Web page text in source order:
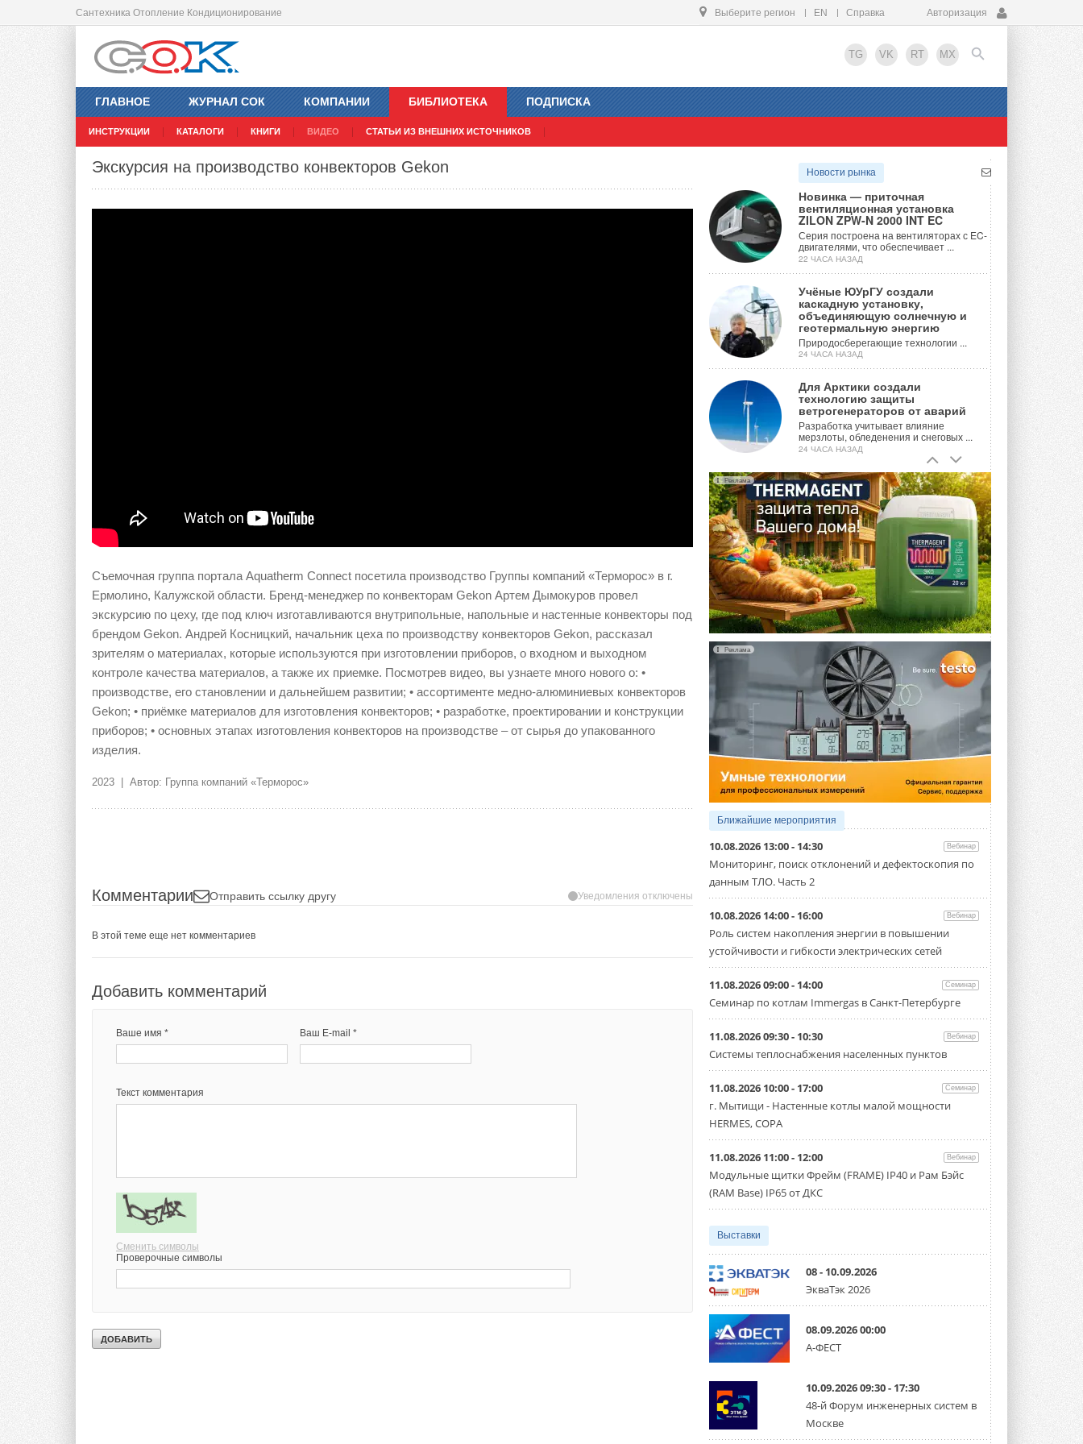
Сантехника Отопление Кондиционирование Выберите регион EN Справка Авторизация
TG VK RT MX
ГЛАВНОЕ ЖУРНАЛ СОК КОМПАНИИ БИБЛИОТЕКА
ИНСТРУКЦИИ КАТАЛОГИ КНИГИ ВИДЕО СТАТЬИ ИЗ ВНЕШНИХ ИСТОЧНИКОВ
ПОДПИСКА
EN
Экскурсия на производство конвекторов Gekon
Съемочная группа портала Aquatherm Connect посетила производство Группы компаний «Терморос» в г.
Ермолино, Калужской области. Бренд-менеджер по конвекторам Gekon Артем Дымокуров провел
экскурсию по цеху, где под ключ изготавливаются внутрипольные, напольные и настенные конвекторы под
брендом Gekon. Андрей Косницкий, начальник цеха по производству конвекторов Gekon, рассказал
зрителям о материалах, которые используются при изготовлении приборов, о входном и выходном
контроле качества материалов, а также их приемке. Посмотрев видео, вы узнаете много нового о: •
производстве, его становлении и дальнейшем развитии; • ассортименте медно-алюминиевых конвекторов
Gekon; • приёмке материалов для изготовления конвекторов; • разработке, проектировании и конструкции
приборов; • основных этапах изготовления конвекторов на производстве – от сырья до упакованного
изделия.
2023 | Автор: Группа компаний «Терморос»
Комментарии Отправить ссылку другу Уведомления отключены
В этой теме еще нет комментариев
Добавить комментарий
Ваше имя * Ваш E-mail *
Текст комментария
Сменить символы
Проверочные символы
Новости рынка
Новинка — приточная
вентиляционная установка
ZILON ZPW-N 2000 INT EC
Серия построена на вентиляторах с EC-
двигателями, что обеспечивает ...
22 ЧАСА НАЗАД
Учёные ЮУрГУ создали
каскадную установку,
объединяющую солнечную и
геотермальную энергию
Природосберегающие технологии ...
24 ЧАСА НАЗАД
Для Арктики создали
технологию защиты
ветрогенераторов от аварий
Разработка учитывает влияние
мерзлоты, обледенения и снеговых ...
24 ЧАСА НАЗАД
Гибридный тепловой насос PV/T
с одним общим испарителем
Исследователи предложили
конструкцию двухисточникового ...
ВЧЕРА
21-й ежегодный форум
«ЦОД-2026»
Мероприятие пройдет 2-3 сентября в
отеле Radisson Slavyanskaya. Форум
посетит более двух тысяч участников ...
ВЧЕРА
Китайская Shenling представила
линейку тепловых насосов
«воздух-вода» на R290
Серия ThermaX R290 All-In-One
включает три модели ...
4 АВГУСТА 2026
Тепловые насосы в связке с
солнечной генерацией и
накопителем снижают
потребление на 60%
Исследователи из Италии установили ...
4 АВГУСТА 2026
«РУСКЛИМАТ Fest 2026» в Уфе
собрал свыше 700 профи
климатической отрасли
Организатором выступил торгово-
производственный холдинг ...
«Датарк» испытал модульный
ЦОД с плотностью 54 кВт на
стойку
Испытания прошли на собственной
производственной площадке и были ...
3 АВГУСТА 2026
Samsung выпускает VRF-
систему DVM на R32
производительностью от 22,4 до 56 кВт.
Суммарная длина трубопроводов ...
итоги конкурса студенческих
проектов «ТИМ-лидеры 2026»
Новый сезон конкурса «ТИМ-лидеры»
стартует уже в сентябре 2026 года ...
3 АВГУСТА 2026
партнёрство за Уралом
Президент Омского землячества в
Москве Михаил Тимошенко посетил
Омск с трёхдневным рабочим визитом ...
31 ИЮЛЯ 2026
Carrier модернизирует
флагманский чиллер AquaEdge
работающую на хладагенте R1234ze ...
31 ИЮЛЯ 2026
Mitsubishi расширяет
Реклама
Реклама
Ближайшие мероприятия
10.08.2026 13:00 - 14:30 Вебинар
Мониторинг, поиск отклонений и дефектоскопия по
данным ТЛО. Часть 2
10.08.2026 14:00 - 16:00 Вебинар
Роль систем накопления энергии в повышении
устойчивости и гибкости электрических сетей
11.08.2026 09:00 - 14:00 Семинар
Семинар по котлам Immergas в Санкт-Петербурге
11.08.2026 09:30 - 10:30 Вебинар
Системы теплоснабжения населенных пунктов
11.08.2026 10:00 - 17:00 Семинар
г. Мытищи - Настенные котлы малой мощности
HERMES, COPA
11.08.2026 11:00 - 12:00 Вебинар
Модульные щитки Фрейм (FRAME) IP40 и Рам Бэйс
(RAM Base) IP65 от ДКС
Выставки
08 - 10.09.2026
ЭкваТэк 2026
08.09.2026 00:00
А-ФЕСТ
10.09.2026 09:30 - 17:30
48-й Форум инженерных систем в
Москве